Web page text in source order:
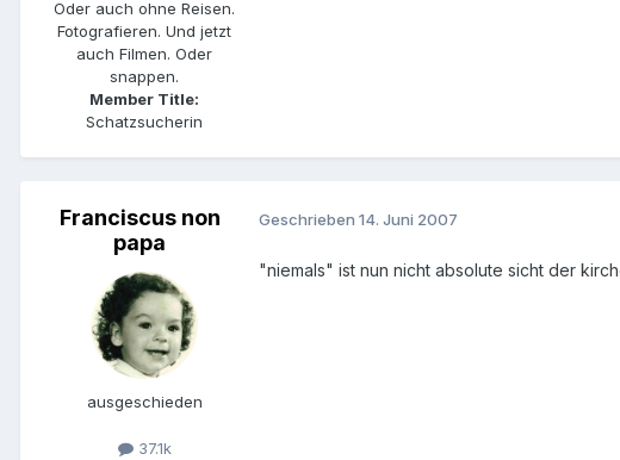
Oder auch ohne Reisen.
Fotografieren. Und jetzt
auch Filmen. Oder
snappen.
Member Title:
Schatzsucherin
Franciscus non
papa
ausgeschieden
37.1k
Geschrieben 14. Juni 2007
"niemals" ist nun nicht absolute sicht der